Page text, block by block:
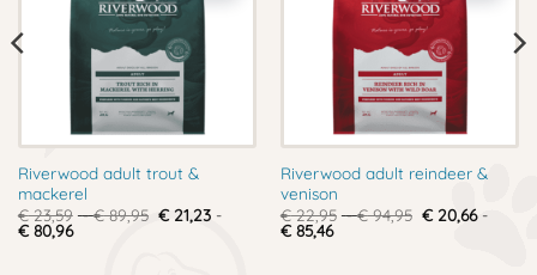
Riverwood adult trout &
mackerel
€23,59 - €89,95 Prijsklasse:
€ 23,59
€21,23 -
€80,96Prijsklasse:
Riverwood adult reindeer &
venison
€22,95 - €94,95 Prijsklasse:
€ 22,95
€20,66 -
€85,46Prijsklasse: